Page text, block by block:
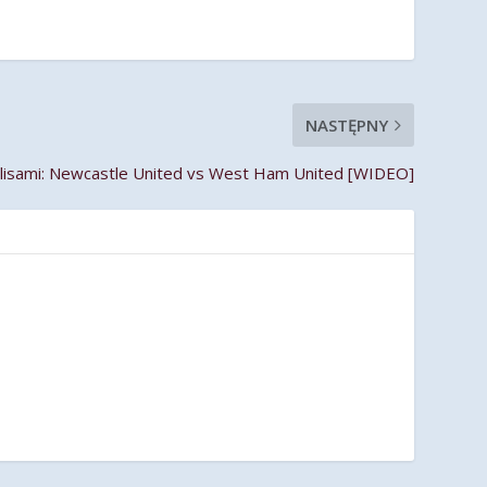
NASTĘPNY
Newcastle United vs West Ham United [WIDEO]